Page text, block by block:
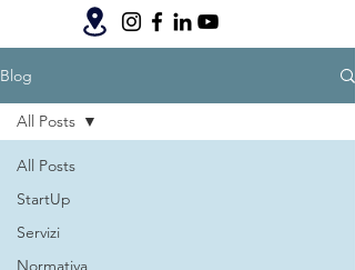
Blog
All Posts
StartUp
Servizi
Normativa
All Posts